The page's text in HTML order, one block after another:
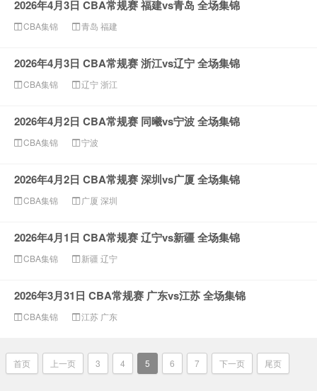
2026年4月3日 CBA常规赛 福建vs青岛 全场集锦
CBA集锦 青岛 福建
2026年4月3日 CBA常规赛 浙江vs辽宁 全场集锦
CBA集锦 辽宁浙江
2026年4月2日 CBA常规赛 同曦vs宁波 全场集锦
CBA集锦 宁波
2026年4月2日 CBA常规赛 深圳vs广厦 全场集锦
CBA集锦 广厦 深圳
2026年4月1日 CBA常规赛 辽宁vs新疆 全场集锦
CBA集锦 新疆 辽宁
2026年3月31日 CBA常规赛 广东vs江苏 全场集锦
CBA集锦 江苏 广东
首页 上一页 3 4 5 6 7 下一页 尾页